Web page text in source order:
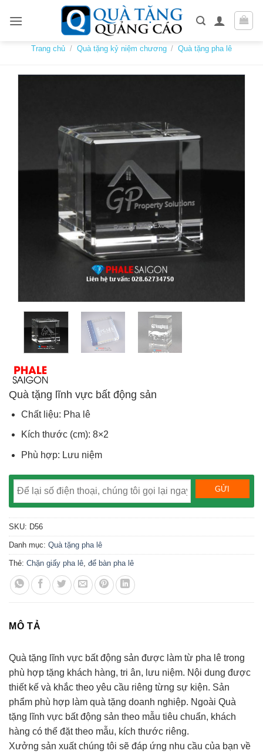
Trang chủ / Quà tặng kỷ niệm chương / Quà tặng pha lê
Quà tặng lĩnh vực bất động sản
Chất liệu: Pha lê
Kích thước (cm): 8×2
Phù hợp: Lưu niệm
SKU: D56
Danh mục: Quà tặng pha lê
Thẻ: Chặn giấy pha lê để bàn pha lê
MÔ TẢ
Quà tặng lĩnh vực bất động sản được làm từ pha lê trong
phù hợp tặng khách hàng, tri ân, lưu niệm. Nội dung được
thiết kế và khắc theo yêu cầu riêng từng sự kiện. Sản
phẩm phù hợp làm quà tặng doanh nghiệp. Ngoài Quà
tặng lĩnh vực bất động sản theo mẫu tiêu chuẩn, khách
hàng có thể đặt theo mẫu, kích thước riêng.
Xưởng sản xuất chúng tôi sẽ đáp ứng nhu cầu của bạn về